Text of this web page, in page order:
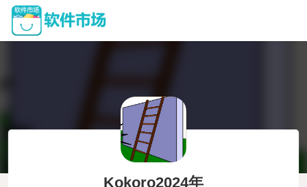
Kokoro2024年